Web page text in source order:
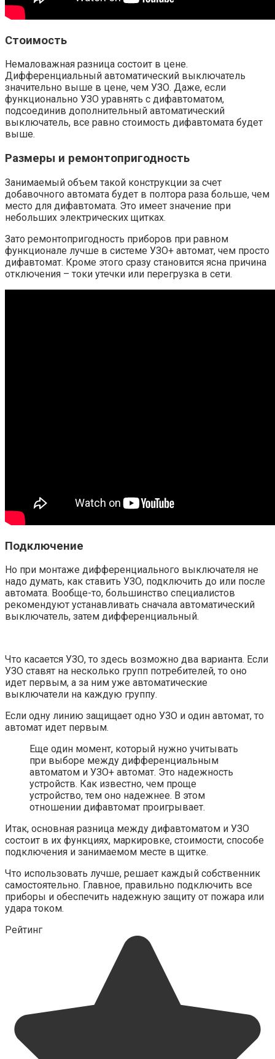
Стоимость
Немаловажная разница состоит в цене.
Дифференциальный автоматический выключатель
значительно выше в цене, чем УЗО. Даже, если
функционально УЗО уравнять с дифавтоматом,
подсоединив дополнительный автоматический
выключатель, все равно стоимость дифавтомата будет
выше.
Размеры и ремонтопригодность
Занимаемый объем такой конструкции за счет
добавочного автомата будет в полтора раза больше, чем
место для дифавтомата. Это имеет значение при
небольших электрических щитках.
Зато ремонтопригодность приборов при равном
функционале лучше в системе УЗО+ автомат, чем просто
дифавтомат. Кроме этого сразу становится ясна причина
отключения – токи утечки или перегрузка в сети.
Подключение
Но при монтаже дифференциального выключателя не
надо думать, как ставить УЗО, подключить до или после
автомата. Вообще-то, большинство специалистов
рекомендуют устанавливать сначала автоматический
выключатель, затем дифференциальный.
Что касается УЗО, то здесь возможно два варианта. Если
УЗО ставят на несколько групп потребителей, то оно
идет первым, а за ним уже автоматические
выключатели на каждую группу.
Если одну линию защищает одно УЗО и один автомат, то
автомат идет первым.
Еще один момент, который нужно учитывать
при выборе между дифференциальным
автоматом и УЗО+ автомат. Это надежность
устройств. Как известно, чем проще
устройство, тем оно надежнее. В этом
отношении дифавтомат проигрывает.
Итак, основная разница между дифавтоматом и УЗО
состоит в их функциях, маркировке, стоимости, способе
подключения и занимаемом месте в щитке.
Что использовать лучше, решает каждый собственник
самостоятельно. Главное, правильно подключить все
приборы и обеспечить надежную защиту от пожара или
удара током.
Рейтинг